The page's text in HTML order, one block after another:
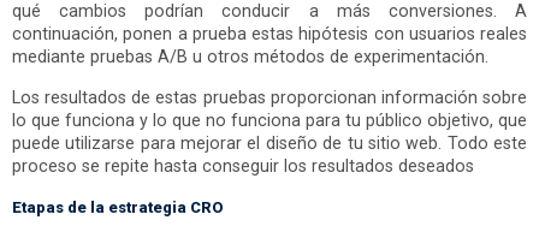
qué cambios podrían conducir a más conversiones. A
continuación, ponen a prueba estas hipótesis con usuarios reales
mediante pruebas A/B u otros métodos de experimentación.
Los resultados de estas pruebas proporcionan información sobre
lo que funciona y lo que no funciona para tu público objetivo, que
puede utilizarse para mejorar el diseño de tu sitio web. Todo este
proceso se repite hasta conseguir los resultados deseados
Etapas de la estrategia CRO